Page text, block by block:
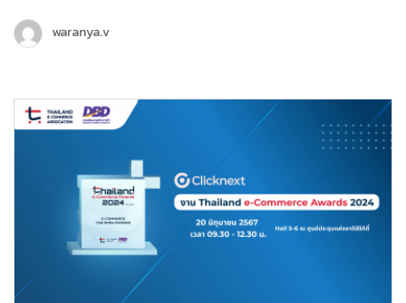
5-6 ชั้น LG ศูนย์ประชุมแห่งชาติสิริกิติ์ เริ่มต้นงานด้วยกิจกรรม
เสวนา…
waranya.v